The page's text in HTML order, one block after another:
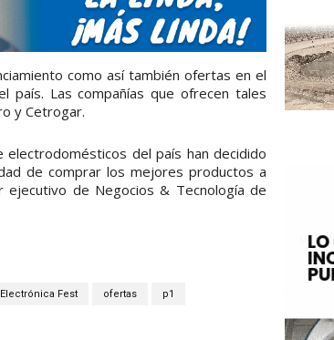
como así también ofertas en el
país. Las compañías que ofrecen tales
y Cetrogar.
del país han decidido
de comprar los mejores productos a
ejecutivo de Negocios & Tecnología de
Electrónica Fest ofertas p1